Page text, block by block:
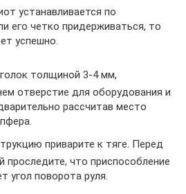
устанавливается по
его четко придерживаться, то
успешно.
толщиной 3-4 мм,
отверстие для оборудования и
рассчитав место
приварите к тяге. Перед
проследите, что приспособление
угол поворота руля.